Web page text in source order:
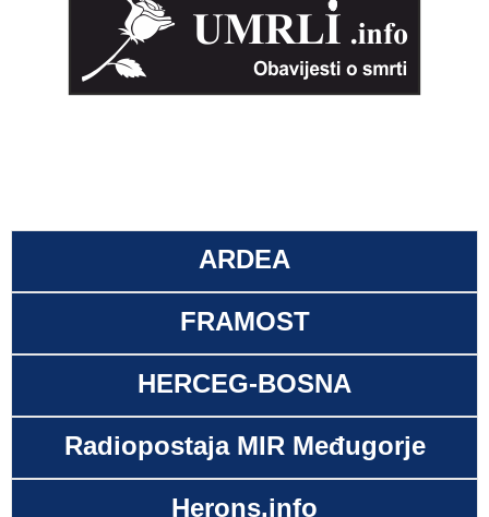
ARDEA
FRAMOST
HERCEG-BOSNA
Radiopostaja MIR Međugorje
Herons.info